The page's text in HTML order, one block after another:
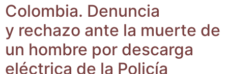
Colom­bia. Denun­cia
y recha­zo ante la muer­te de
un hom­bre por des­car­ga
eléc­tri­ca de la Policía